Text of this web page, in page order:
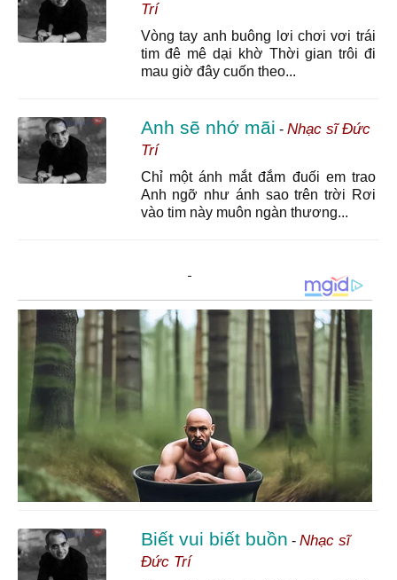
Trí
Vòng tay anh buông lơi chơi vơi trái
tim đê mê dại khờ Thời gian trôi đi
mau giờ đây cuốn theo...
Anh sẽ nhớ mãi - Nhạc sĩ Đức
Trí
Chỉ một ánh mắt đắm đuối em trao
Anh ngỡ như ánh sao trên trời Rơi
vào tim này muôn ngàn thương...
Biết vui biết buồn - Nhạc sĩ
Đức Trí